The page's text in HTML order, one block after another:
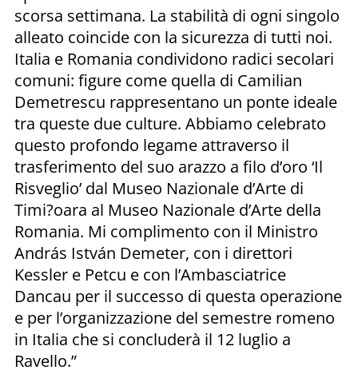
scorsa settimana. La stabilità di ogni singolo
alleato coincide con la sicurezza di tutti noi.
Italia e Romania condividono radici secolari
comuni: figure come quella di Camilian
Demetrescu rappresentano un ponte ideale
tra queste due culture. Abbiamo celebrato
questo profondo legame attraverso il
trasferimento del suo arazzo a filo d’oro ‘Il
Risveglio’ dal Museo Nazionale d’Arte di
Timi?oara al Museo Nazionale d’Arte della
Romania. Mi complimento con il Ministro
András István Demeter, con i direttori
Kessler e Petcu e con l’Ambasciatrice
Dancau per il successo di questa operazione
e per l’organizzazione del semestre romeno
in Italia che si concluderà il 12 luglio a
Ravello.”